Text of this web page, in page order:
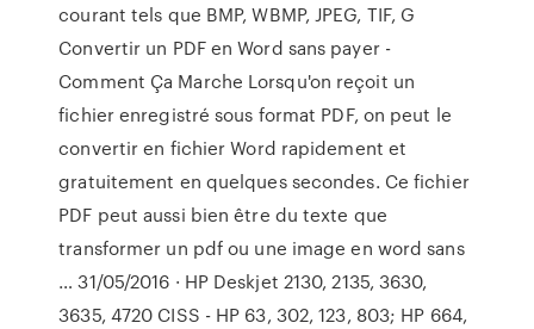
courant tels que BMP, WBMP, JPEG, TIF, G
Convertir un PDF en Word sans payer -
Comment Ça Marche Lorsqu'on reçoit un
fichier enregistré sous format PDF, on peut le
convertir en fichier Word rapidement et
gratuitement en quelques secondes. Ce fichier
PDF peut aussi bien être du texte que
transformer un pdf ou une image en word sans
… 31/05/2016 · HP Deskjet 2130, 2135, 3630,
3635, 4720 CISS - HP 63, 302, 123, 803; HP 664,